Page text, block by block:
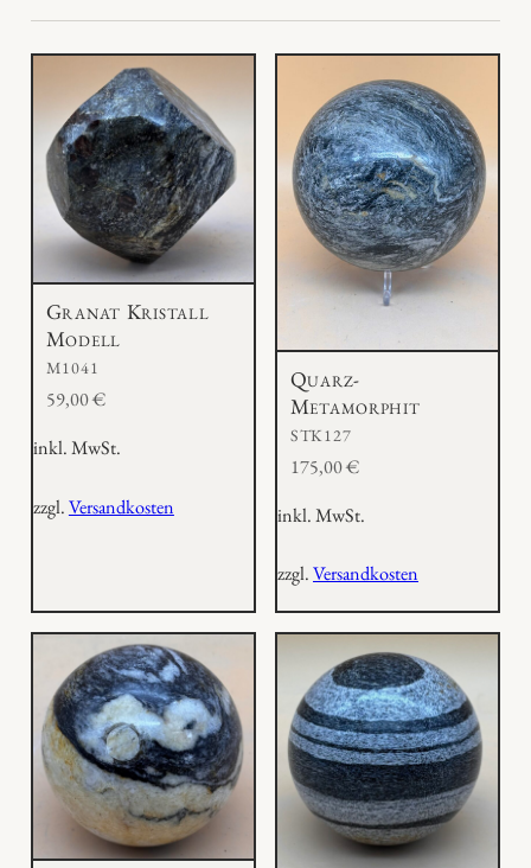
Granat Kristall
Modell
M1041
59,00€
inkl. MwSt.
zzgl.Versandkosten
Quarz-
Metamorphit
STK127
175,00€
inkl. MwSt.
zzgl.Versandkosten